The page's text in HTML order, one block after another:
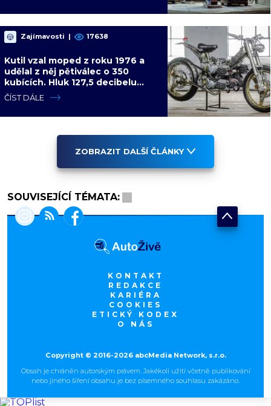
Zajímavosti | 17638
Kutil vzal moped z roku 1976 a
udělal z něj pětiválec o 350
kubících. Hluk 127,5 decibelu
slyšíte přes celou vesnici
ČÍST DÁLE
ZOBRAZIT DALŠÍ ČLÁNKY
SOUVISEJÍCÍ TÉMATA:
KONTAKT
REDAKCE
KARIÉRA
COOKIES
ETICKÝ KODEX
O NÁS
Copyright © 2016-2026 abcMedia Network, s.r.o.
Obsah je chráněn autorským právem. Jakékoli užití včetně publikování
nebo jiného šíření obsahu je bez písemného souhlasu zakázáno.